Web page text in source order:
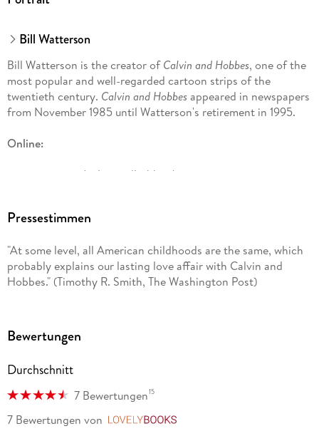
Bill Watterson
Bill Watterson is the creator ofCalvin and Hobbes, one of the
most popular and well-regarded cartoon strips of the
twentieth century. Calvin and Hobbes appeared in newspapers
from November 1985 until Watterson's retirement in 1995.
Online:
gocomics. com/calvinandhobbes/
Pressestimmen
"At some level, all American childhoods are the same, which
probably explains our lasting love affair with Calvin and
Hobbes." (Timothy R. Smith, The Washington Post)
Bewertungen
Durchschnitt
7 Bewertungen15
7 Bewertungen von